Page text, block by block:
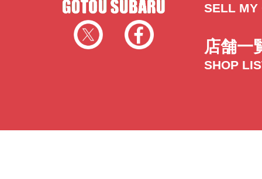
SELL MY
店舗一
SHOP